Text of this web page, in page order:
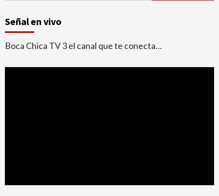
Señal en vivo
Boca Chica TV 3 el canal que te conecta…